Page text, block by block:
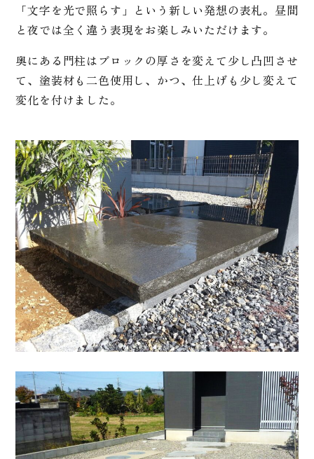
「文字を光で照らす」という新しい発想の表札。昼間
と夜では全く違う表現をお楽しみいただけます。
奥にある門柱はブロックの厚さを変えて少し凸凹させ
て、塗装材も二色使用し、かつ、仕上げも少し変えて
変化を付けました。